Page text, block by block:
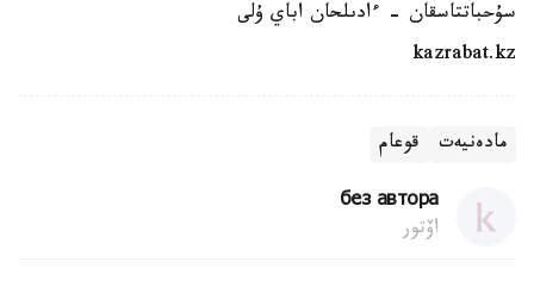
سۇحباتتاسقان - ءادىلحان اباي ۇلى
kazrabat.kz
مادەنيەت قوعام
без автора
اۆتور